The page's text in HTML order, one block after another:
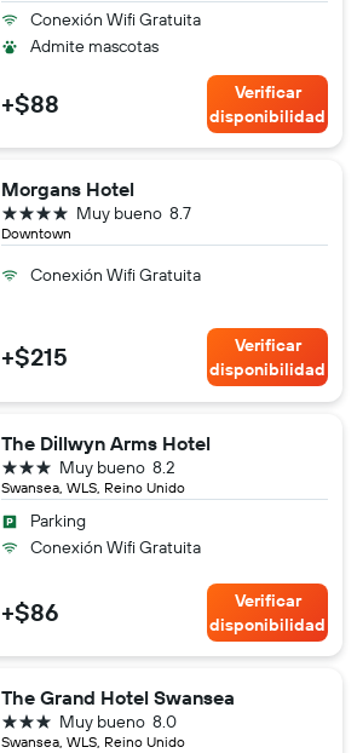
Conexión Wifi Gratuita
Admite mascotas
+$88
Verificar
disponibilidad
Morgans Hotel
Downtown
8.7
Muy bueno
4 estrellas
Conexión Wifi Gratuita
+$215
Verificar
disponibilidad
The Dillwyn Arms Hotel
Swansea, WLS, Reino Unido
8.2
Muy bueno
3 estrellas
Parking
Conexión Wifi Gratuita
+$86
Verificar
disponibilidad
The Grand Hotel Swansea
Swansea, WLS, Reino Unido
8.0
Muy bueno
3 estrellas